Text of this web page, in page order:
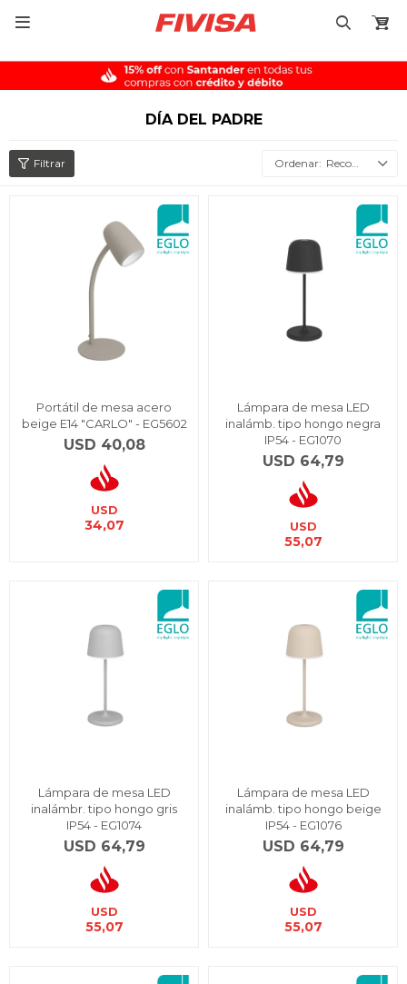

DÍA DEL PADRE
Recomendados
Portátil de mesa acero
beige E14 "CARLO" - EG5602
USD 40,08
USD
34,07
Lámpara de mesa LED
inalámb. tipo hongo negra
IP54 - EG1070
USD 64,79
USD
55,07
Lámpara de mesa LED
inalámbr. tipo hongo gris
IP54 - EG1074
USD 64,79
USD
55,07
Lámpara de mesa LED
inalámb. tipo hongo beige
IP54 - EG1076
USD 64,79
USD
55,07